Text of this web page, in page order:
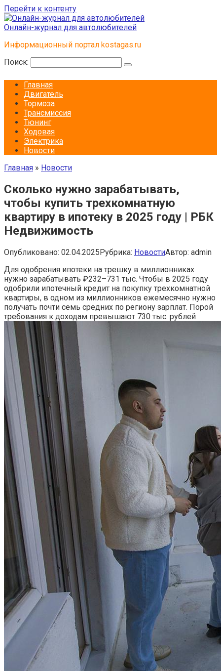
Перейти к контенту
Онлайн-журнал для автолюбителей
Информационный портал kostagas.ru
Поиск:
Главная
Двигатель
Тормоза
Трансмиссия
Тюнинг
Ходовая
Электрика
Новости
Главная » Новости
Сколько нужно зарабатывать,
чтобы купить трехкомнатную
квартиру в ипотеку в 2025 году | РБК
Недвижимость
Опубликовано: 02.04.2025Рубрика: НовостиАвтор: admin
Для одобрения ипотеки на трешку в миллионниках
нужно зарабатывать ₽232–731 тыс. Чтобы в 2025 году
одобрили ипотечный кредит на покупку трехкомнатной
квартиры, в одном из миллионников ежемесячно нужно
получать почти семь средних по региону зарплат. Порой
требования к доходам превышают 730 тыс. рублей